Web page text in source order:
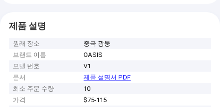
제품 설명
원래 장소
중국 광둥
브랜드 이름
OASIS
모델 번호
V1
문서
제품 설명서 PDF
최소 주문 수량
10
가격
$75-115